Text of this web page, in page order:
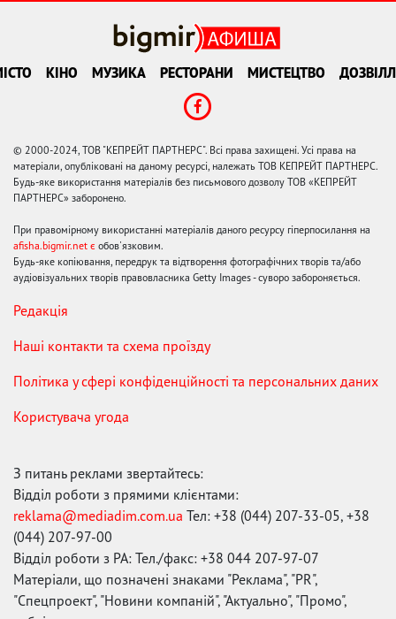
КІНО МУЗИКА РЕСТОРАНИ МИСТЕЦТВО
© 2000-2024, ТОВ "КЕПРЕЙТ ПАРТНЕРС". Всі права захищені. Усі права на
матеріали, опубліковані на даному ресурсі, належать ТОВ КЕПРЕЙТ ПАРТНЕРС.
Будь-яке використання матеріалів без письмового дозволу ТОВ «КЕПРЕЙТ
ПАРТНЕРС» заборонено.
При правомірному використанні матеріалів даного ресурсу гіперпосилання на
afisha.bigmir.net є обов'язковим.
Будь-яке копіювання, передрук та відтворення фотографічних творів та/або
аудіовізуальних творів правовласника Getty Images - суворо забороняється.
Редакція
Наші контакти та схема проїзду
Політика у сфері конфіденційності та персональних даних
Користувача угода
З питань реклами звертайтесь:
Відділ роботи з прямими клієнтами:
reklama@mediadim.com.ua Тел: +38 (044) 207-33-05, +38
(044) 207-97-00
Відділ роботи з РА: Тел./факс: +38 044 207-97-07
Матеріали, що позначені знаками "Реклама", "PR",
"Спецпроект", "Новини компаній", "Актуально", "Промо",